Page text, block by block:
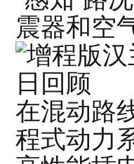
震器和空
在混动路
程式动力